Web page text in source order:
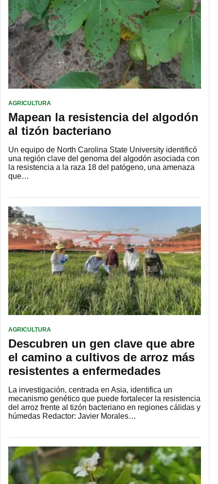
AGRICULTURA
Mapean la resistencia del algodón
al tizón bacteriano
Un equipo de North Carolina State University identificó
una región clave del genoma del algodón asociada con
la resistencia a la raza 18 del patógeno, una amenaza
que…
AGRICULTURA
Descubren un gen clave que abre
el camino a cultivos de arroz más
resistentes a enfermedades
La investigación, centrada en Asia, identifica un
mecanismo genético que puede fortalecer la resistencia
del arroz frente al tizón bacteriano en regiones cálidas y
húmedas Redactor: Javier Morales…